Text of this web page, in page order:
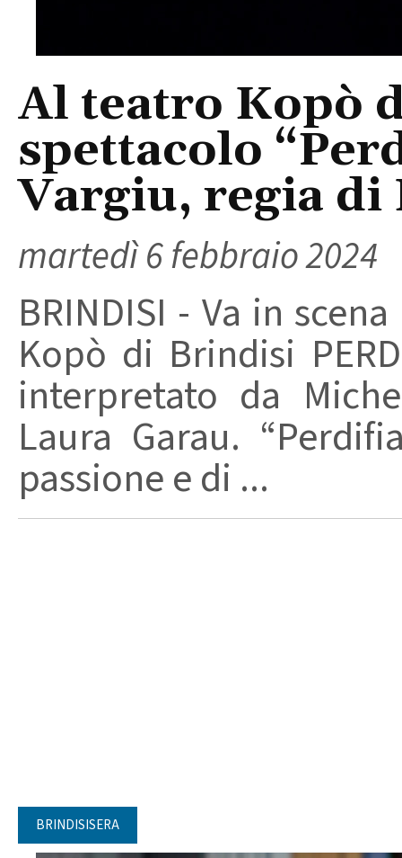
Al teatro Kopò
spettacolo
Vargiu, regia di
martedì 6 febbraio 2024
BRINDISI - Va in
Kopò di Brindisi
interpretato da
Laura Garau.
passione e di ...
BRINDISISERA